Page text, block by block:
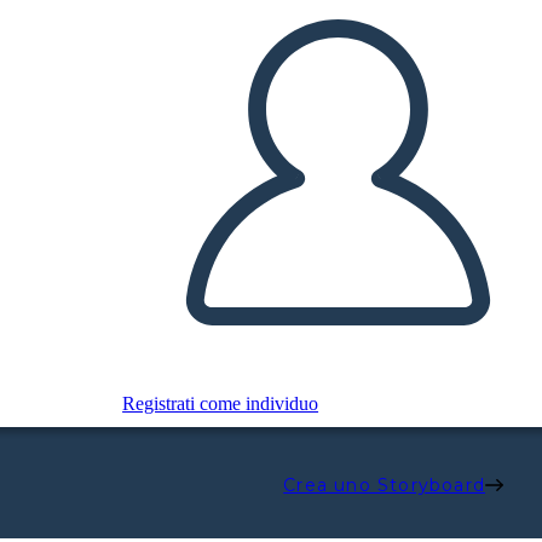
Registrati come individuo
Crea uno Storyboard